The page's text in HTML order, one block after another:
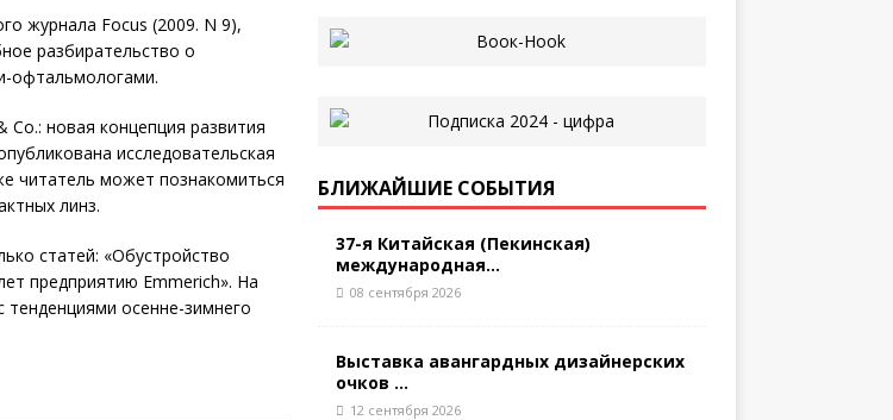
журнала Focus (2009. N 9),
разбирательство о
офтальмологами.
Co.: новая концепция развития
исследовательская
читатель может познакомиться
линз.
статей: «Обустройство
предприятию Emmerich». На
осенне-зимнего
БЛИЖАЙШИЕ СОБЫТИЯ
37-я Китайская (Пекинская)
международная...
08 сентября 2026
Выставка авангардных дизайнерских
очков ...
12 сентября 2026